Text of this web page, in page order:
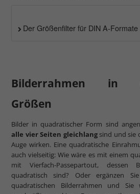
Der Größenfilter für DIN A-Formate
Bilderrahmen in
Größen
Bilder in quadratischer Form sind
alle vier Seiten gleichlangsind und sie
Auge wirken. Eine quadratische
auch vielseitig: Wie wäre es mit einem
mit Vierfach-Passepartout, dessen
quadratisch sind? Oder ergänzen
quadratischen Bilderrahmen und